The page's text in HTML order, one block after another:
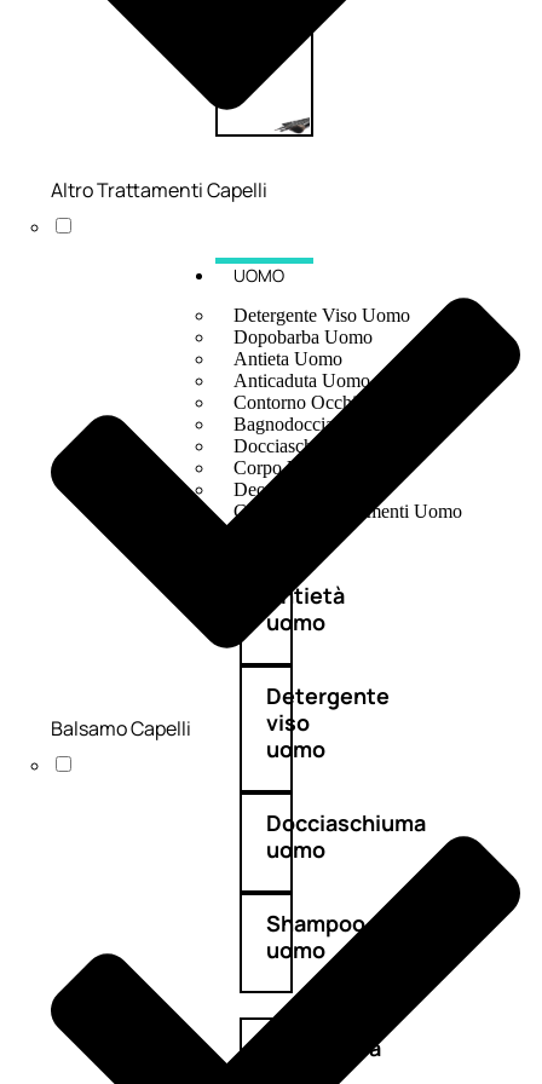
UOMO
Detergente Viso Uomo
Dopobarba Uomo
Antieta Uomo
Anticaduta Uomo
Contorno Occhi Uomo
Bagnodoccia Uomo Profumi
Docciaschiuma Uomo
Corpo Uomo
Deodoranti Uomo
Confezioni Trattamenti Uomo
Antietà
uomo
Detergente
viso
uomo
Docciaschiuma
uomo
Shampoo
uomo
Dopobarba
Altro Trattamenti Capelli
Balsamo Capelli